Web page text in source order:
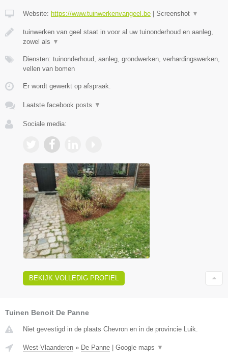
Website: https://www.tuinwerkenvangeel.be Screenshot ▼
tuinwerken van geel staat in voor al uw tuinonderhoud en aanleg,
zowel als ▼
Diensten: tuinonderhoud, aanleg, grondwerken, verhardingswerken,
vellen van bomen
Er wordt gewerkt op afspraak.
Laatste facebook posts ▼
Sociale media:
BEKIJK VOLLEDIG PROFIEL
Tuinen Benoit De Panne
Niet gevestigd in de plaats Chevron en in de provincie Luik.
West-Vlaanderen » De Panne Google maps ▼